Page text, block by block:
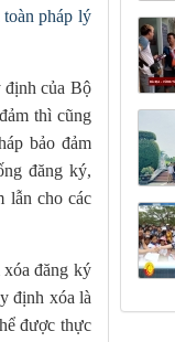
toàn pháp lý
định của Bộ
thì cũng
bảo đảm
đăng ký,
lẫn cho các
đăng ký
định xóa là
được thực